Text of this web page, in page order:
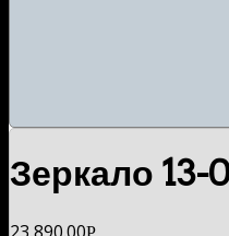
Зеркало 13-
Р